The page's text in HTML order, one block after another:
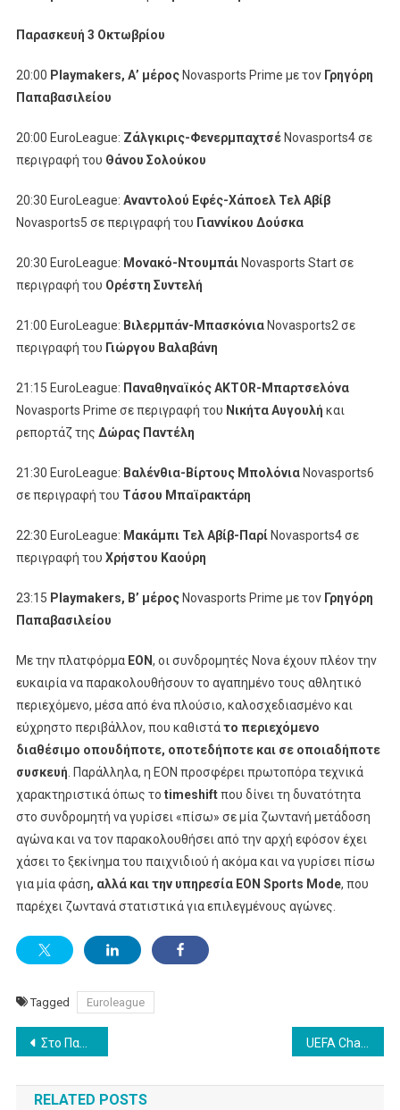
Παρασκευή 3 Οκτωβρίου
20:00 Playmakers, Α’ μέροςNovasports Prime με τον Γρηγόρη
Παπαβασιλείου
20:00 EuroLeague: Ζάλγκιρις-ΦενερμπαχτσέNovasports4 σε
περιγραφή του Θάνου Σολούκου
20:30 EuroLeague: Αναντολού Εφές-Χάποελ Τελ Αβίβ
Novasports5 σε περιγραφή του Γιαννίκου Δούσκα
20:30 EuroLeague: Μονακό-ΝτουμπάιNovasports Start σε
περιγραφή του Ορέστη Συντελή
21:00 EuroLeague: Βιλερμπάν-ΜπασκόνιαNovasports2 σε
περιγραφή του Γιώργου Βαλαβάνη
21:15 EuroLeague: Παναθηναϊκός AKTOR-Μπαρτσελόνα
Novasports Prime σε περιγραφή του Νικήτα Αυγουλή και
ρεπορτάζ της Δώρας Παντέλη
21:30 EuroLeague: Βαλένθια-Βίρτους ΜπολόνιαNovasports6
σε περιγραφή του Τάσου Μπαϊρακτάρη
22:30 EuroLeague: Μακάμπι Τελ Αβίβ-ΠαρίNovasports4 σε
περιγραφή του Χρήστου Καούρη
23:15 Playmakers, B’ μέροςNovasports Prime με τον Γρηγόρη
Παπαβασιλείου
Με την πλατφόρμα EON, οι συνδρομητές Nova έχουν πλέον την
ευκαιρία να παρακολουθήσουν το αγαπημένο τους αθλητικό
περιεχόμενο, μέσα από ένα πλούσιο, καλοσχεδιασμένο και
εύχρηστο περιβάλλον, που καθιστάτο περιεχόμενο
διαθέσιμο οπουδήποτε, οποτεδήποτε και σε οποιαδήποτε
συσκευή . Παράλληλα, η ΕΟΝ προσφέρει πρωτοπόρα τεχνικά
χαρακτηριστικά όπως το timeshiftπου δίνει τη δυνατότητα
στο συνδρομητή να γυρίσει «πίσω» σε μία ζωντανή μετάδοση
αγώνα και να τον παρακολουθήσει από την αρχή εφόσον έχει
χάσει το ξεκίνημα του παιχνιδιού ή ακόμα και να γυρίσει πίσω
για μία φάση, αλλά και την υπηρεσία EON Sports Mode, που
παρέχει ζωντανά στατιστικά για επιλεγμένους αγώνες.
Tagged Euroleague
Post
navigation
Στο Παρά Πέντε 20 χρόνια μετά: Ο Γιώργος Καπουτζίδης σε προσκαλεί να γράψεις το 50ο επεισόδιο
RELATED POSTS